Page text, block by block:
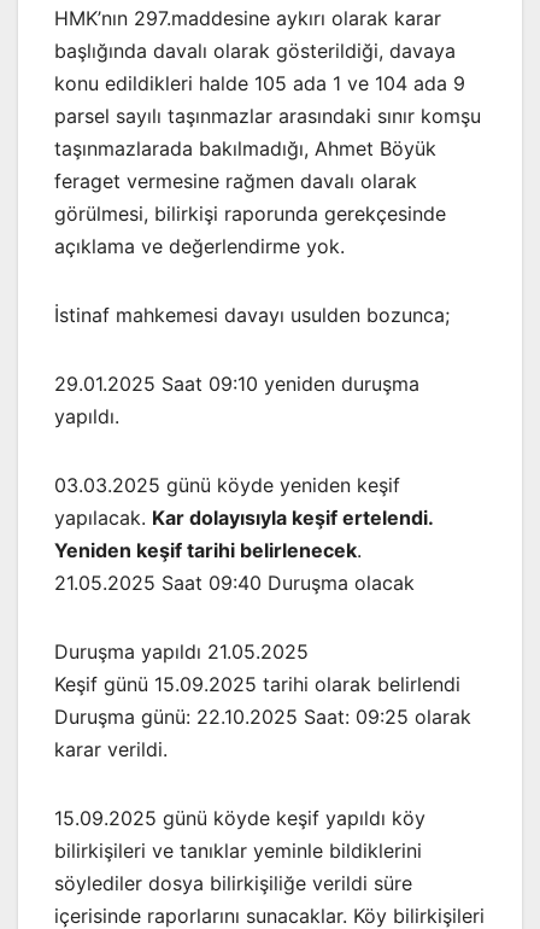
HMK’nın 297.maddesine aykırı olarak karar
başlığında davalı olarak gösterildiği, davaya
konu edildikleri halde 105 ada 1 ve 104 ada 9
parsel sayılı taşınmazlar arasındaki sınır komşu
taşınmazlarada bakılmadığı, Ahmet Böyük
feraget vermesine rağmen davalı olarak
görülmesi, bilirkişi raporunda gerekçesinde
açıklama ve değerlendirme yok.
İstinaf mahkemesi davayı usulden bozunca;
29.01.2025 Saat 09:10 yeniden duruşma
yapıldı.
03.03.2025 günü köyde yeniden keşif
yapılacak. Kar dolayısıyla keşif ertelendi.
Yeniden keşif tarihi belirlenecek.
21.05.2025 Saat 09:40 Duruşma olacak
Duruşma yapıldı 21.05.2025
Keşif günü 15.09.2025 tarihi olarak belirlendi
Duruşma günü: 22.10.2025 Saat: 09:25 olarak
karar verildi.
15.09.2025 günü köyde keşif yapıldı köy
bilirkişileri ve tanıklar yeminle bildiklerini
söylediler dosya bilirkişiliğe verildi süre
içerisinde raporlarını sunacaklar. Köy bilirkişileri